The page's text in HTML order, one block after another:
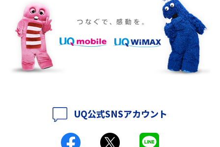
ポケット型Wi-Fiをレンタルするメリットとは？選び方や向いている方の特
徴も紹介
持ち運びできるポケット型Wi-Fiのおススメの選び方は？メリット・デメリ
ットも紹介
ポケット型Wi-Fiとは？通信の仕組みやメリット・デメリットを解説
工事不要！置くだけWi-Fiの特徴は？メリット・デメリットや選び方を解説
UQ公式SNSアカウント